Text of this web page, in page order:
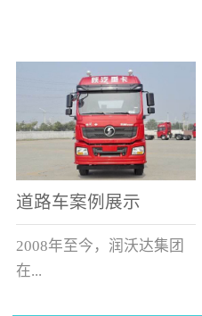
道路车案例展示
2008年至今，润沃达集团
在...